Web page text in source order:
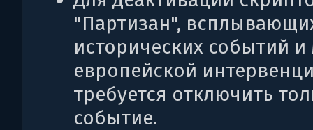
"Партизан",
исторических событий
европейской
требуется отключить
событие.